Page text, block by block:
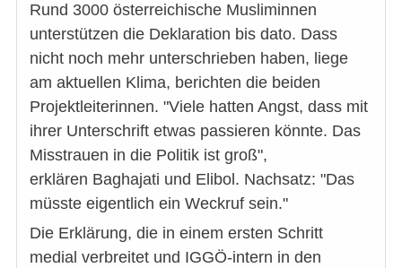
Rund 3000 österreichische Musliminnen
unterstützen die Deklaration bis dato. Dass
nicht noch mehr unterschrieben haben, liege
am aktuellen Klima, berichten die beiden
Projektleiterinnen. "Viele hatten Angst, dass mit
ihrer Unterschrift etwas passieren könnte. Das
Misstrauen in die Politik ist groß",
erklären Baghajati und Elibol. Nachsatz: "Das
müsste eigentlich ein Weckruf sein."
Die Erklärung, die in einem ersten Schritt
medial verbreitet und IGGÖ-intern in den